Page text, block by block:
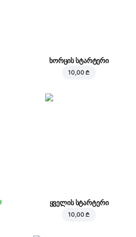
ხორცის სტარტერი
10,00 ₾
ყველის სტარტერი
10,00 ₾